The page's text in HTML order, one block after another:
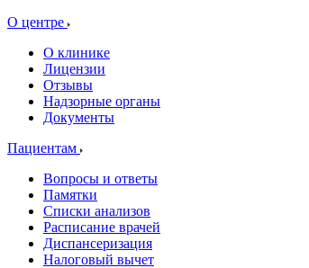
О центре
О клинике
Лицензии
Отзывы
Надзорные органы
Документы
Пациентам
Вопросы и ответы
Памятки
Списки анализов
Расписание врачей
Диспансеризация
Налоговый вычет